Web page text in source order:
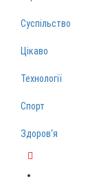
Суспільство
Цікаво
Технології
Спорт
Здоров‘я